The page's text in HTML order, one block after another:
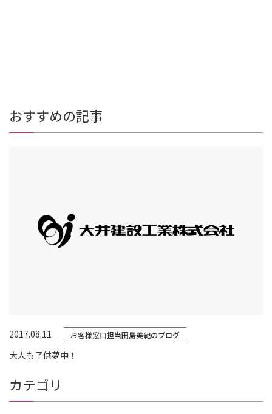
おすすめの記事
2017.08.11 お客様窓口担当田島美紀のブログ
大人も子供夢中！
カテゴリ